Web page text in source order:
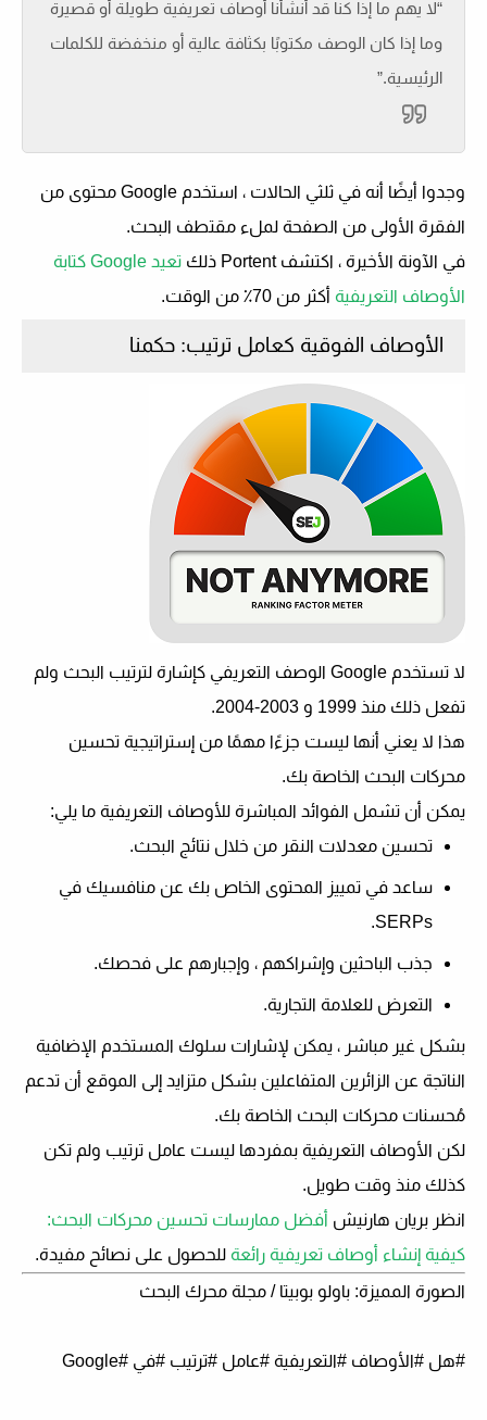
“لا يهم ما إذا كنا قد أنشأنا أوصاف تعريفية طويلة أو قصيرة
وما إذا كان الوصف مكتوبًا بكثافة عالية أو منخفضة للكلمات
الرئيسية.”
وجدوا أيضًا أنه في ثلثي الحالات ، استخدم Google محتوى من
الفقرة الأولى من الصفحة لملء مقتطف البحث.
في الآونة الأخيرة ، اكتشف Portent ذلك
تعيد Google كتابة
الأوصاف التعريفية أكثر من 70٪ من الوقت.
الأوصاف الفوقية كعامل ترتيب: حكمنا
لا تستخدم Google الوصف التعريفي كإشارة لترتيب البحث ولم
تفعل ذلك منذ 1999 و 2003-2004.
هذا لا يعني أنها ليست جزءًا مهمًا من إستراتيجية تحسين
محركات البحث الخاصة بك.
يمكن أن تشمل الفوائد المباشرة للأوصاف التعريفية ما يلي:
تحسين معدلات النقر من خلال نتائج البحث.
ساعد في تمييز المحتوى الخاص بك عن منافسيك في
SERPs.
جذب الباحثين وإشراكهم ، وإجبارهم على فحصك.
التعرض للعلامة التجارية.
بشكل غير مباشر ، يمكن لإشارات سلوك المستخدم الإضافية
الناتجة عن الزائرين المتفاعلين بشكل متزايد إلى الموقع أن تدعم
مُحسنات محركات البحث الخاصة بك.
لكن الأوصاف التعريفية بمفردها ليست عامل ترتيب ولم تكن
كذلك منذ وقت طويل.
انظر بريان هارنيش أفضل ممارسات تحسين محركات البحث:
كيفية إنشاء أوصاف تعريفية رائعة للحصول على نصائح مفيدة.
الصورة المميزة: باولو بوبيتا / مجلة محرك البحث
#هل #الأوصاف #التعريفية #عامل #ترتيب #في #Google